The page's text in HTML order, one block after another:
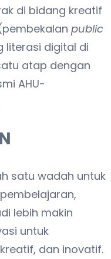
di bidang kreatif
public
literasi digital di
atap dengan
AHU-
satu wadah untuk
lebih makin
untuk
dan inovatif.